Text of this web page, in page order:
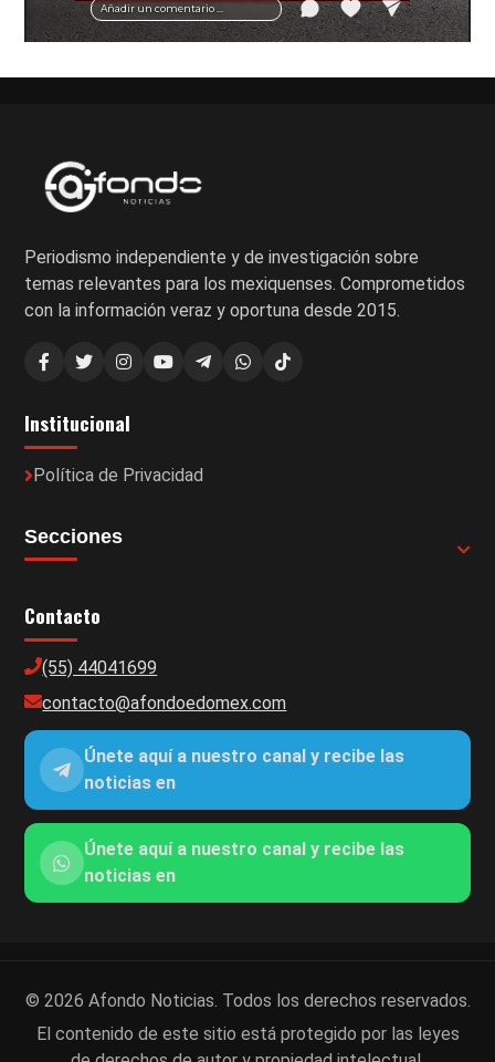
Añadir un comentario ...
Periodismo independiente y de investigación sobre
temas relevantes para los mexiquenses. Comprometidos
con la información veraz y oportuna desde 2015.
Institucional
Política de Privacidad
Secciones
Contacto
(55) 44041699
contacto@afondoedomex.com
Únete aquí a nuestro canal y recibe las
noticias en
Únete aquí a nuestro canal y recibe las
noticias en
© 2026 Afondo Noticias. Todos los derechos reservados.
El contenido de este sitio está protegido por las leyes